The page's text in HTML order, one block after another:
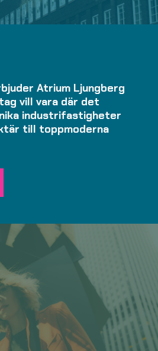
Atrium Ljungberg
vill vara där det
industrifastigheter
till toppmoderna